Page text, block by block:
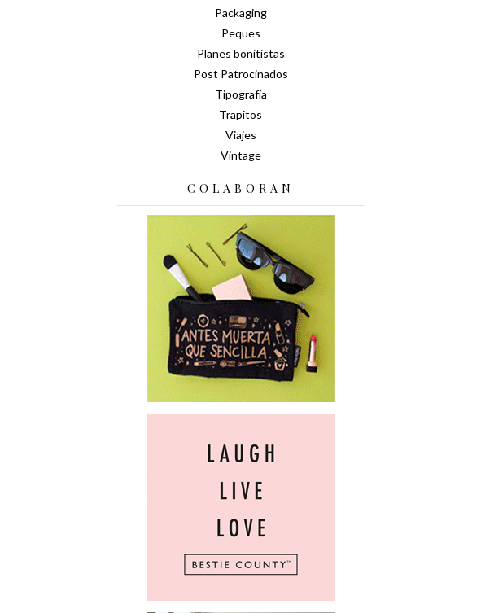
Packaging
Peques
Planes bonitistas
Post Patrocinados
Tipografía
Trapitos
Viajes
Vintage
COLABORAN